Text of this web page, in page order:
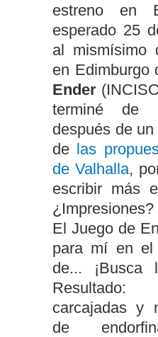
estreno en
esperado 25
al mismísimo
en Edimburgo
Ender
terminé de
después de
de las
de Valhalla,
escribir más
El Juego de
para mí en el
de... ¡Busca
carcajadas y
de